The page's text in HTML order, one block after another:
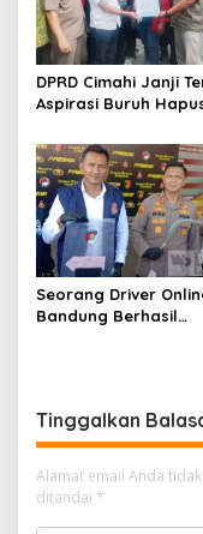
DPRD Cimahi Janji
Aspirasi Buruh
dan DPR
Seorang Driver
Bandung Berhasil
Tinggalkan
Alamat email Anda
ditandai *